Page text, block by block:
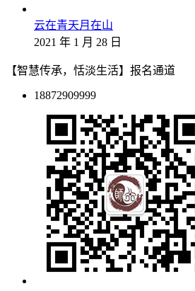
云在青天月在山
2021 年 1 月 28 日
【智慧传承，恬淡生活】报名通道
18872909999